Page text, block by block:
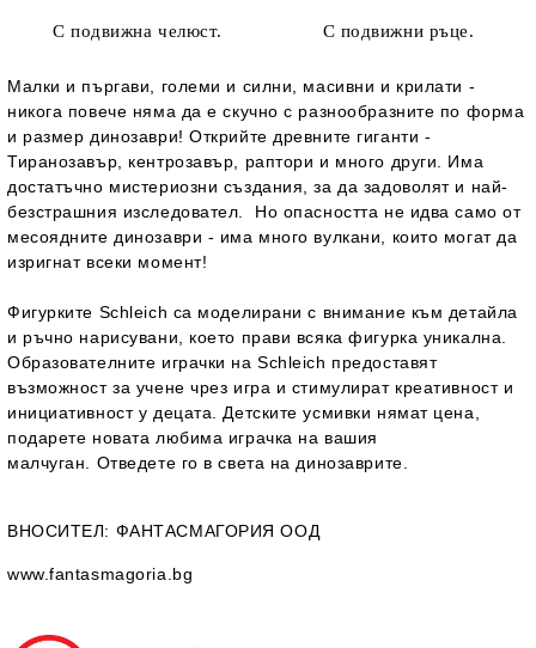
С подвижна челюст. С подвижни ръце.
Малки и пъргави, големи и силни, масивни и крилати -
никога повече няма да е скучно с разнообразните по форма
и размер динозаври! Открийте древните гиганти -
Тиранозавър, кентрозавър, раптори и много други. Има
достатъчно мистериозни създания, за да задоволят и най-
безстрашния изследовател. Но опасността не идва само от
месоядните динозаври - има много вулкани, които могат да
изригнат всеки момент!
Фигурките Schleich са моделирани с внимание към детайла
и ръчно нарисувани, което прави всяка фигурка уникална.
Образователните играчки на Schleich предоставят
възможност за учене чрез игра и стимулират креативност и
инициативност у децата. Детските усмивки нямат цена,
подарете новата любима играчка на вашия
малчуган. Отведете го в света на динозаврите.
ВНОСИТЕЛ: ФАНТАСМАГОРИЯ ООД
www.fantasmagoria.bg